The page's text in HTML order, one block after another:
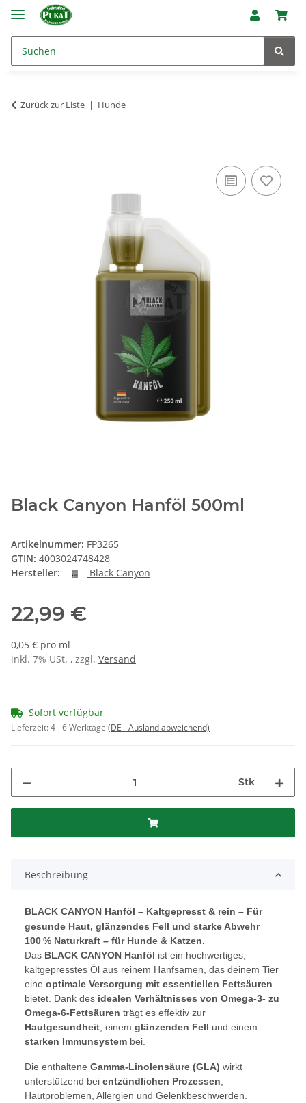
Zurück zur Liste Hunde
Black Canyon Hanföl 500ml
Artikelnummer: FP3265
GTIN: 4003024748428
Hersteller:
Black Canyon
22,99 €
0,05 € pro ml
inkl. 7% USt. , zzgl. Versand
Sofort verfügbar
Lieferzeit:4 - 6 Werktage (DE - Ausland abweichend)
Stk
Beschreibung
BLACK CANYON Hanföl – Kaltgepresst & rein – Für
gesunde Haut, glänzendes Fell und starke Abwehr
100 % Naturkraft – für Hunde & Katzen.
Das BLACK CANYON Hanföl ist ein hochwertiges,
kaltgepresstes Öl aus reinem Hanfsamen, das deinem Tier
eine optimale Versorgung mit essentiellen Fettsäuren
bietet. Dank des idealen Verhältnisses von Omega-3- zu
Omega-6-Fettsäuren trägt es effektiv zur
Hautgesundheit , einem glänzenden Fell und einem
starken Immunsystem bei.
Die enthaltene Gamma-Linolensäure (GLA) wirkt
unterstützend bei entzündlichen Prozessen
Hautproblemen, Allergien und Gelenkbeschwerden.